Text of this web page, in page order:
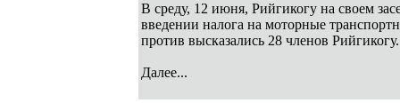
В среду, 12 июня, Рийгикогу на своем
введении налога на моторные
против высказались 28 членов Рийгикогу.
Далее...